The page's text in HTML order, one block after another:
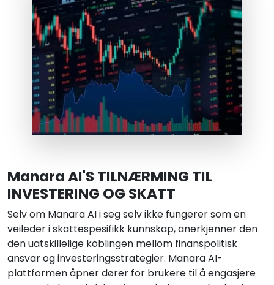
Manara AI'S TILNÆRMING TIL
INVESTERING OG SKATT
Selv om Manara AI i seg selv ikke fungerer som en
veileder i skattespesifikk kunnskap, anerkjenner den
den uatskillelige koblingen mellom finanspolitisk
ansvar og investeringsstrategier. Manara AI-
plattformen åpner dører for brukere til å engasjere